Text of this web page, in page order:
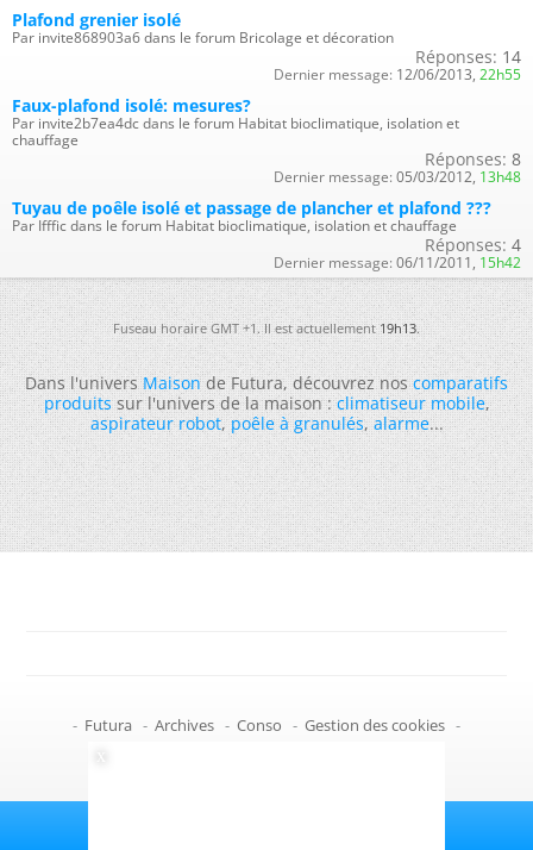
Plafond grenier isolé
Par invite868903a6 dans le forum Bricolage et décoration
Réponses: 14
Dernier message: 12/06/2013, 22h55
Faux-plafond isolé: mesures?
Par invite2b7ea4dc dans le forum Habitat bioclimatique, isolation et
chauffage
Réponses: 8
Dernier message: 05/03/2012, 13h48
Tuyau de poêle isolé et passage de plancher et plafond ???
Par Ifffic dans le forum Habitat bioclimatique, isolation et chauffage
Réponses: 4
Dernier message: 06/11/2011, 15h42
Fuseau horaire GMT +1. Il est actuellement19h13.
Dans l'universMaisonde Futura, découvrez noscomparatifs
produitssur l'univers de la maison :climatiseur mobile,
aspirateur robot,poêle à granulés,alarme...
- Futura - Archives - Conso - Gestion des cookies -